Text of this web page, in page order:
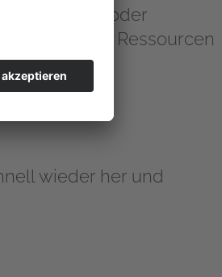
Verkaufs) oder
passt die Ressourcen
wieder her und